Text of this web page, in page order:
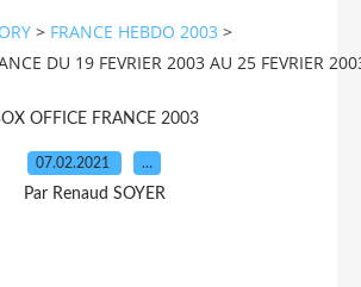
> FRANCE HEBDO 2003 >
DU 19 FEVRIER 2003 AU 25 FEVRIER
OFFICE FRANCE 2003
07.02.2021 …
Par Renaud SOYER